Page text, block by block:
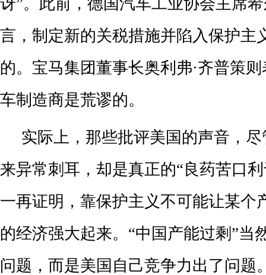
讶”。此前，德国汽车工业协会主席
言，制定新的关税措施并陷入保护主
的。宝马集团董事长奥利弗·齐普策
车制造商是荒谬的。
实际上，那些批评美国的声音，
来异常刺耳，却是真正的“良药苦口
一再证明，靠保护主义不可能让某个
的经济强大起来。“中国产能过剩”当
问题，而是美国自己竞争力出了问题